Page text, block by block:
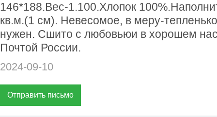
146*188.Вес-1.100.Хлопок
кв.м.(1 см). Невесомое, в меру-
нужен. Сшито с любовьюи в хорошем
Почтой России.
2024-09-10
Отправить письмо